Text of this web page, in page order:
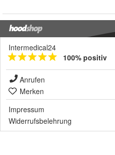
Intermedical24
100% positiv
Anrufen
Merken
Impressum
Widerrufsbelehrung